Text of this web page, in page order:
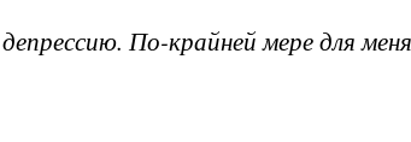
По-крайней мере для